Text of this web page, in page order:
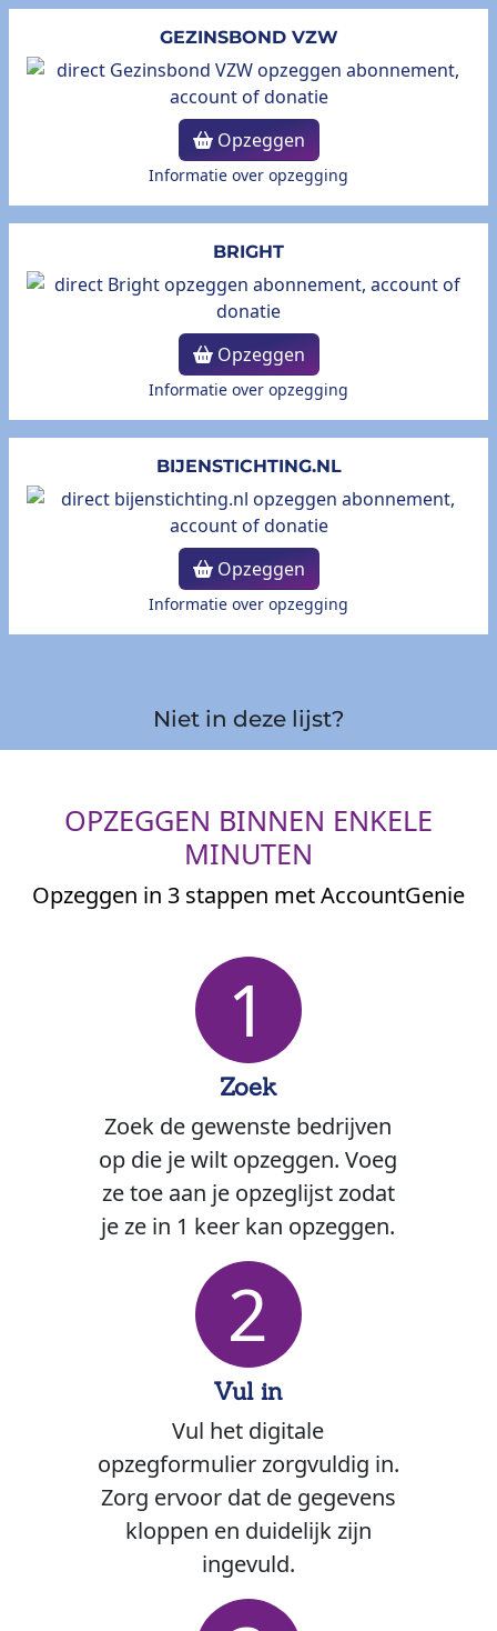
GEZINSBOND VZW
Opzeggen
Informatie over opzegging
BRIGHT
Opzeggen
Informatie over opzegging
BIJENSTICHTING.NL
Opzeggen
Informatie over opzegging
Niet in deze lijst?
OPZEGGEN BINNEN ENKELE
MINUTEN
Opzeggen in 3 stappen met AccountGenie
1
Zoek
Zoek de gewenste bedrijven
op die je wilt opzeggen. Voeg
ze toe aan je opzeglijst zodat
je ze in 1 keer kan opzeggen.
2
Vul in
Vul het digitale
opzegformulier zorgvuldig in.
Zorg ervoor dat de gegevens
kloppen en duidelijk zijn
ingevuld.